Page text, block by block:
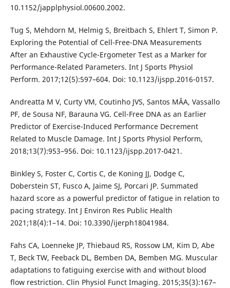
10.1152/japplphysiol.00600.2002.
Tug S, Mehdorn M, Helmig S, Breitbach S, Ehlert T, Simon P.
Exploring the Potential of Cell-Free-DNA Measurements
After an Exhaustive Cycle-Ergometer Test as a Marker for
Performance-Related Parameters. Int J Sports Physiol
Perform. 2017;12(5):597–604. Doi: 10.1123/ijspp.2016-0157.
Andreatta M V, Curty VM, Coutinho JVS, Santos MÂA, Vassallo
PF, de Sousa NF, Barauna VG. Cell-Free DNA as an Earlier
Predictor of Exercise-Induced Performance Decrement
Related to Muscle Damage. Int J Sports Physiol Perform,
2018;13(7):953–956. Doi: 10.1123/ijspp.2017-0421.
Binkley S, Foster C, Cortis C, de Koning JJ, Dodge C,
Doberstein ST, Fusco A, Jaime SJ, Porcari JP. Summated
hazard score as a powerful predictor of fatigue in relation to
pacing strategy. Int J Environ Res Public Health
2021;18(4):1–14. Doi: 10.3390/ijerph18041984.
Fahs CA, Loenneke JP, Thiebaud RS, Rossow LM, Kim D, Abe
T, Beck TW, Feeback DL, Bemben DA, Bemben MG. Muscular
adaptations to fatiguing exercise with and without blood
flow restriction. Clin Physiol Funct Imaging. 2015;35(3):167–